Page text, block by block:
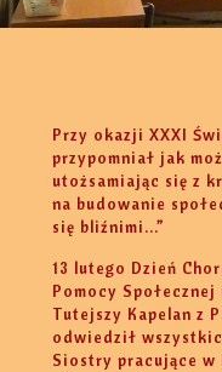
Przy okazji XXXI
przypomniał jak
utożsamiając się z
na budowanie
się bliźnimi...”
13 lutego Dzień
Pomocy
Tutejszy Kapelan z
odwiedził
Siostry pracujące w